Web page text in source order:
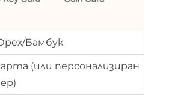
Бамбук
(или персонализиран